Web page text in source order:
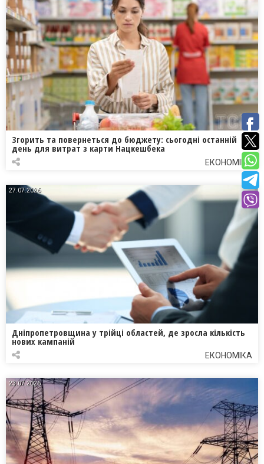
Згорить та повернеться до бюджету: сьогодні останній
день для витрат з карти Нацкешбека
ЕКОНОМІКА
27.07.2026
Дніпропетровщина у трійці областей, де зросла кількість
нових кампаній
ЕКОНОМІКА
23.07.2026